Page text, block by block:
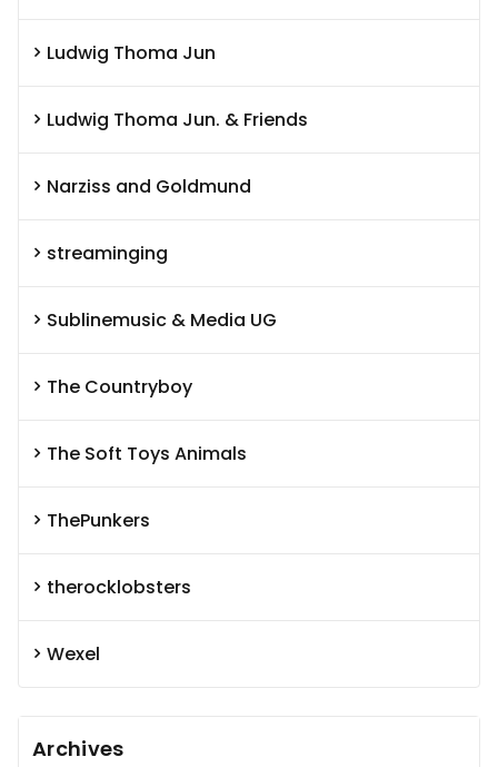
Ludwig Thoma Jun
Ludwig Thoma Jun. & Friends
Narziss and Goldmund
streaminging
Sublinemusic & Media UG
The Countryboy
The Soft Toys Animals
ThePunkers
therocklobsters
Wexel
Archives